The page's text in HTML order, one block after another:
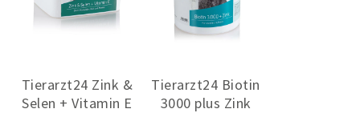
Tierarzt24 Zink &
Selen + Vitamin E
Tierarzt24 Biotin
3000 plus Zink